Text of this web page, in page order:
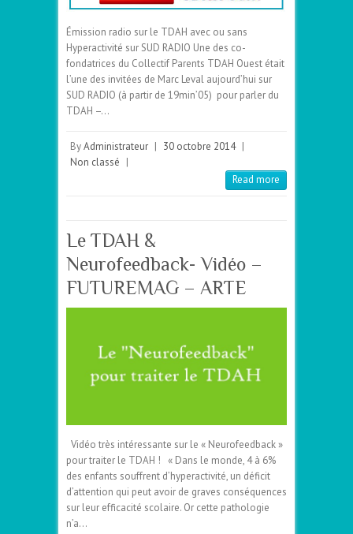
Émission radio sur le TDAH avec ou sans
Hyperactivité sur SUD RADIO Une des co-
fondatrices du Collectif Parents TDAH Ouest était
l’une des invitées de Marc Leval aujourd’hui sur
SUD RADIO (à partir de 19min’05) pour parler du
TDAH –…
ByAdministrateur | 30 octobre 2014 |
Non classé |
Read more
Le TDAH &
Neurofeedback- Vidéo –
FUTUREMAG – ARTE
Vidéo très intéressante sur le « Neurofeedback »
pour traiter le TDAH ! « Dans le monde, 4 à 6%
des enfants souffrent d’hyperactivité, un déficit
d’attention qui peut avoir de graves conséquences
sur leur efficacité scolaire. Or cette pathologie
n’a…